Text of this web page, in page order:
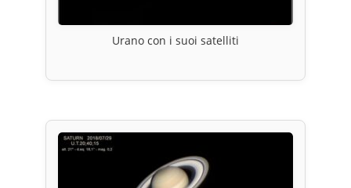
Urano con i suoi satelliti